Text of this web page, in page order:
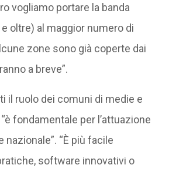
vogliamo portare la banda
oltre) al maggior numero di
zone sono già coperte dai
a breve”.
il ruolo dei comuni di medie e
fondamentale per l’attuazione
nazionale”. “È più facile
software innovativi o